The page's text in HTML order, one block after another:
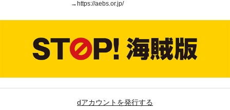
→ https://aebs.or.jp/
dアカウントを発行する